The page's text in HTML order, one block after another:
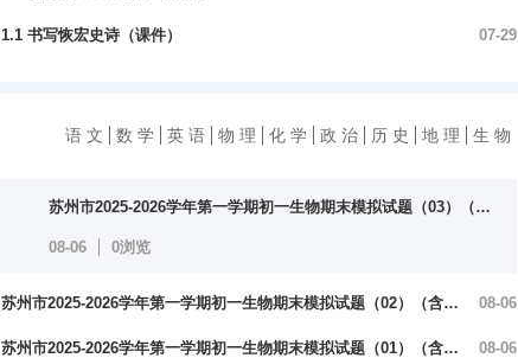
1浏览
1.1 书写恢宏史诗（课件） 07-29
语 文 数 学 英 语 物 理 化 学 政 治 历 史 地 理 生 物
苏州市2025-2026学年第一学期初一生物期末模拟试题（03）（含…
08-06 0浏览
苏州市2025-2026学年第一学期初一生物期末模拟试题（02）（含… 08-06
0浏览
苏州市2025-2026学年第一学期初一生物期末模拟试题（01）（含… 08-06